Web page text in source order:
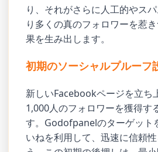
り、それがさらに人工的やス
り多くの真のフォロワーを惹
果を生み出します。
初期のソーシャルプルーフ
新しいFacebookページを立ち
1,000人のフォロワーを獲得す
す。Godofpanelのターゲット
いねを利用して、迅速に信頼